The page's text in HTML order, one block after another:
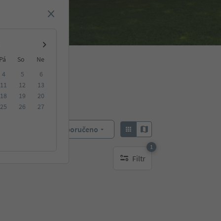
Pá So
Ne
4 5
6
11 12
13
18 19
20
25 26
27
Doporučeno
Filtr
1
1 aktywny filtr